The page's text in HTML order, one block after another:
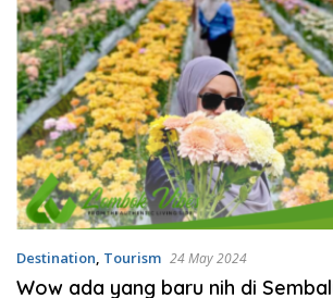
Destination, Tourism 24 May 2024
Wow ada yang baru nih di